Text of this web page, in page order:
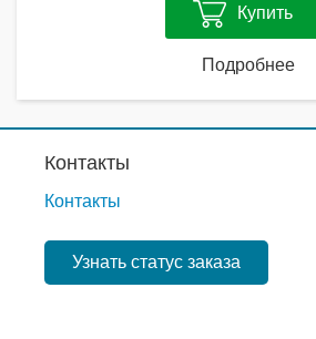
Купить
Подробнее
Контакты
Контакты
Узнать статус заказа